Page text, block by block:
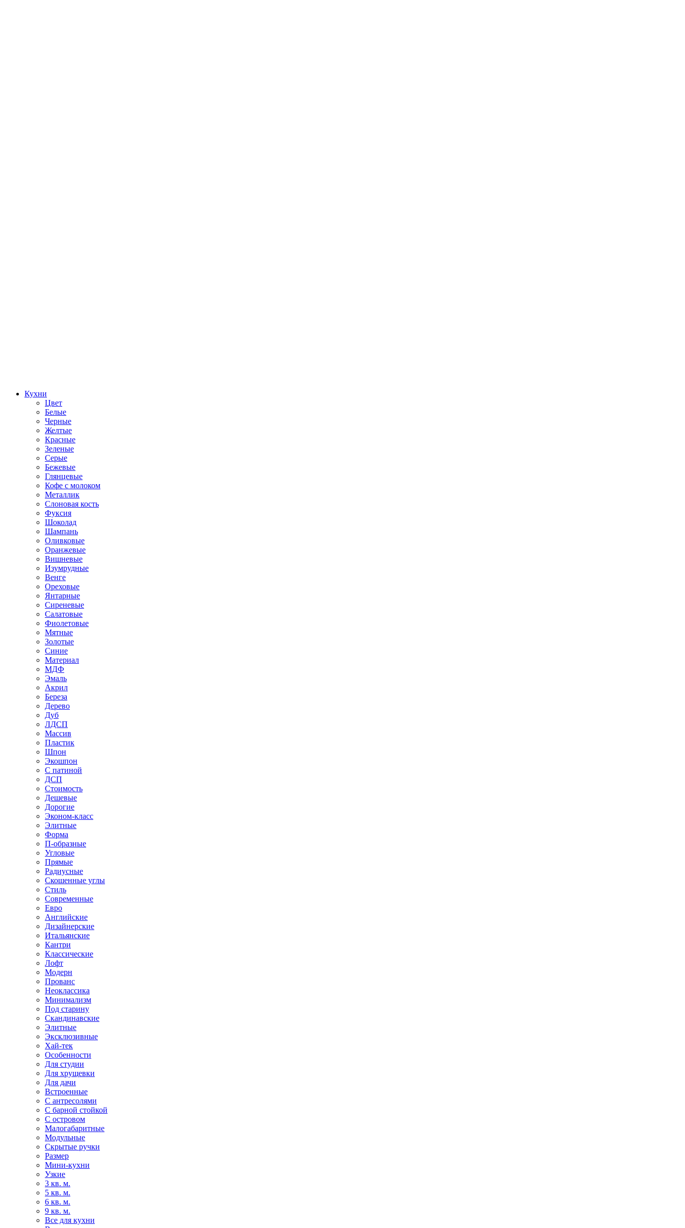
Кухни
Цвет
Белые
Черные
Желтые
Красные
Зеленые
Серые
Бежевые
Глянцевые
Кофе с молоком
Металлик
Слоновая кость
Фуксия
Шоколад
Шампань
Оливковые
Оранжевые
Вишневые
Изумрудные
Венге
Ореховые
Янтарные
Сиреневые
Салатовые
Фиолетовые
Мятные
Золотые
Синие
Материал
МДФ
Эмаль
Акрил
Береза
Дерево
Дуб
ЛДСП
Массив
Пластик
Шпон
Экошпон
С патиной
ДСП
Стоимость
Дешевые
Дорогие
Эконом-класс
Элитные
Форма
П-образные
Угловые
Прямые
Радиусные
Скошенные углы
Стиль
Современные
Евро
Английские
Дизайнерские
Итальянские
Кантри
Классические
Лофт
Модерн
Прованс
Неоклассика
Минимализм
Под старину
Скандинавские
Элитные
Эксклюзивные
Хай-тек
Особенности
Для студии
Для хрущевки
Для дачи
Встроенные
С антресолями
С барной стойкой
С островом
Малогабаритные
Модульные
Скрытые ручки
Размер
Мини-кухни
Узкие
3 кв. м.
5 кв. м.
6 кв. м.
9 кв. м.
Все для кухни